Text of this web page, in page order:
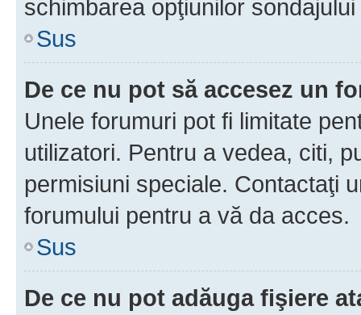
schimbarea opţiunilor
Sus
De ce nu pot să accesez un
Unele forumuri pot fi limitate
utilizatori. Pentru a vedea, citi,
permisiuni speciale. Contactaţi
forumului pentru a vă da acces.
Sus
De ce nu pot adăuga fişiere